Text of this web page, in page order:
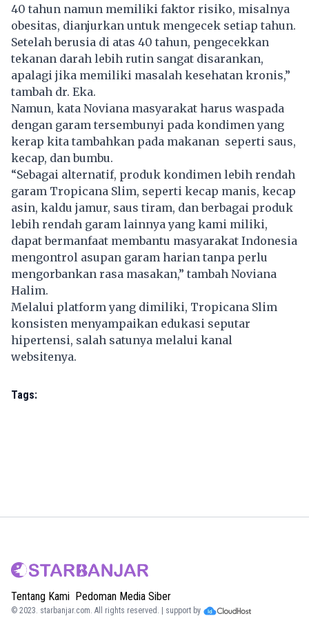
40 tahun namun memiliki faktor risiko, misalnya
obesitas, dianjurkan untuk mengecek setiap tahun.
Setelah berusia di atas 40 tahun, pengecekkan
tekanan darah lebih rutin sangat disarankan,
apalagi jika memiliki masalah kesehatan kronis,”
tambah dr. Eka.
Namun, kata Noviana masyarakat harus waspada
dengan garam tersembunyi pada kondimen yang
kerap kita tambahkan pada makanan seperti saus,
kecap, dan bumbu.
“Sebagai alternatif, produk kondimen lebih rendah
garam Tropicana Slim, seperti kecap manis, kecap
asin, kaldu jamur, saus tiram, dan berbagai produk
lebih rendah garam lainnya yang kami miliki,
dapat bermanfaat membantu masyarakat Indonesia
mengontrol asupan garam harian tanpa perlu
mengorbankan rasa masakan,” tambah Noviana
Halim.
Melalui platform yang dimiliki, Tropicana Slim
konsisten menyampaikan edukasi seputar
hipertensi, salah satunya melalui kanal
websitenya.
Tags:
Tentang Kami Pedoman Media Siber
© 2023. starbanjar.com. All rights reserved. | support by